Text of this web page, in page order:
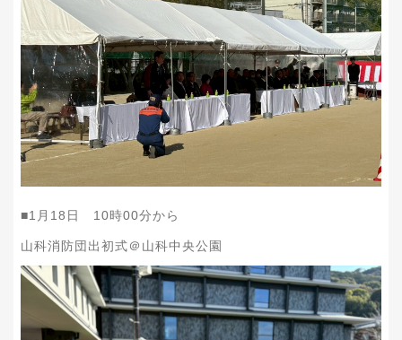
■1月18日 10時00分から
山科消防団出初式＠山科中央公園